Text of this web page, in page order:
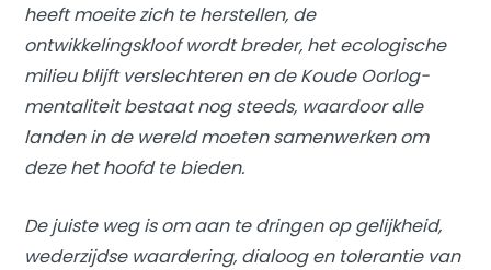
heeft moeite zich te herstellen, de
ontwikkelingskloof wordt breder, het ecologische
milieu blijft verslechteren en de Koude Oorlog-
mentaliteit bestaat nog steeds, waardoor alle
landen in de wereld moeten samenwerken om
deze het hoofd te bieden.
De juiste weg is om aan te dringen op gelijkheid,
wederzijdse waardering, dialoog en tolerantie van